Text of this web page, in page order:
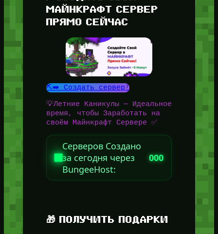
МАЙНКРАФТ СЕРВЕР
ПРЯМО СЕЙЧАС
⛏️➡️ Создать сервер!
💡Летние Каникулы — Идеальное
время, чтобы Заработать на
своём Майнкрафт Сервере ✅
Серверов Создано
за сегодня через
BungeeHost:
000
🎁 ПОЛУЧИТЬ ПОДАРКИ